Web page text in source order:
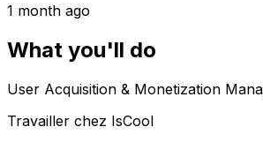
1 month ago
What you'll do
User Acquisition & Monetization
Travailler chez IsCool